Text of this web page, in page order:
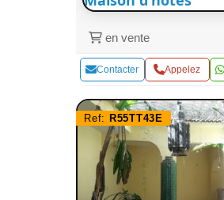
en vente
Contacter Appelez
Ref: R55TT43E